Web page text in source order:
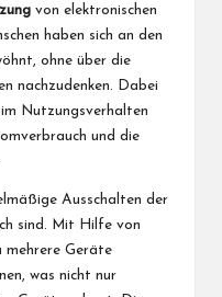
von elektronischen
haben sich an den
ohne über die
nachzudenken. Dabei
im Nutzungsverhalten
und die
Ausschalten der
sind. Mit Hilfe von
Geräte
was nicht nur